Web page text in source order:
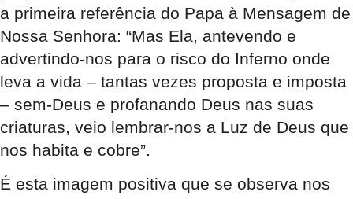
a primeira referência do Papa à Mensagem de
Nossa Senhora: “Mas Ela, antevendo e
advertindo-nos para o risco do Inferno onde
leva a vida – tantas vezes proposta e imposta
– sem-Deus e profanando Deus nas suas
criaturas, veio lembrar-nos a Luz de Deus que
nos habita e cobre”.
É esta imagem positiva que se observa nos